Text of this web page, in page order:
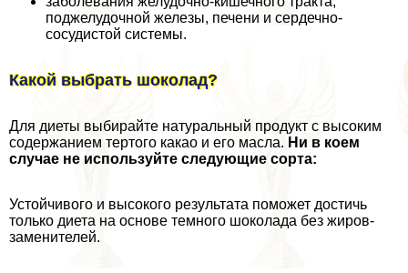
поджелудочной железы, печени и сердечно-
сосудистой системы.
Какой выбрать шоколад?
Для диеты выбирайте натуральный продукт с высоким
содержанием тертого какао и его масла. Ни в коем
случае не используйте следующие сорта:
Устойчивого и высокого результата поможет достичь
только диета на основе темного шоколада без жиров-
заменителей.